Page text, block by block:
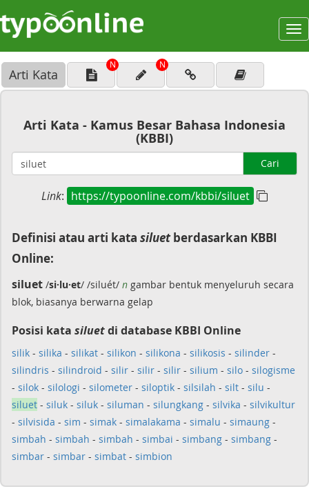
Arti Kata
N N
Arti Kata - Kamus Besar Bahasa Indonesia
(KBBI)
Cari
Link: https://typoonline.com/kbbi/siluet
Definisi atau arti kata siluetberdasarkan KBBI
Online:
siluet /si·lu·et/ /siluét/ n gambar bentuk menyeluruh secara
blok, biasanya berwarna gelap
Posisi kata siluetdi database KBBI Online
silik - silika - silikat - silikon - silikona - silikosis - silinder -
silindris - silindroid - silir - silir - silir - silium - silo - silogisme
- silok - silologi - silometer - siloptik - silsilah - silt - silu -
siluet - siluk - siluk - siluman - silungkang - silvika - silvikultur
- silvisida - sim - simak - simalakama - simalu - simaung -
simbah - simbah - simbah - simbai - simbang - simbang -
simbar - simbar - simbat - simbion